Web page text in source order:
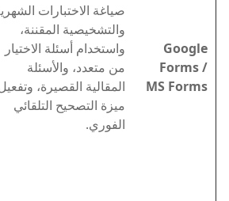
Google
Forms /
MS Forms
صياغة الاختبارات
والتشخيصية المقننة،
واستخدام أسئلة الاختيار
من متعدد، والأسئلة
المقالية القصيرة،
ميزة التصحيح التلقائي
الفوري.